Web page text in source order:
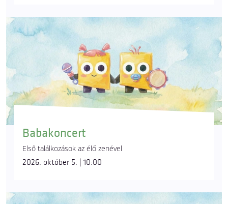
Babakoncert
Első találkozások az élő zenével
2026. október 5. | 10:00